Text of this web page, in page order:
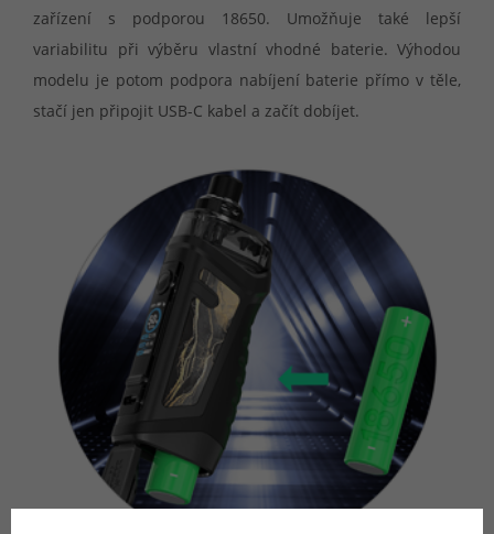
zařízení s podporou 18650. Umožňuje také lepší
variabilitu při výběru vlastní vhodné baterie. Výhodou
modelu je potom podpora nabíjení baterie přímo v těle,
stačí jen připojit USB-C kabel a začít dobíjet.